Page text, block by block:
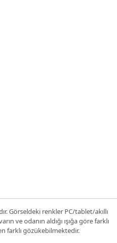
Görseldeki renkler PC/tablet/akıllı
ve odanın aldığı ışığa göre farklı
farklı gözükebilmektedir.